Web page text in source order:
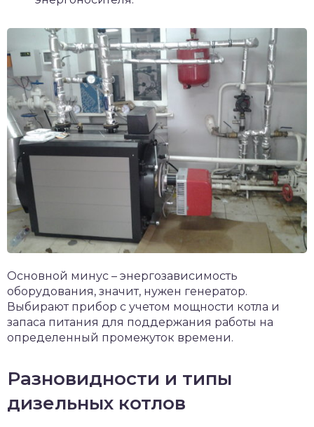
Основной минус – энергозависимость
оборудования, значит, нужен генератор.
Выбирают прибор с учетом мощности котла и
запаса питания для поддержания работы на
определенный промежуток времени.
Разновидности и типы
дизельных котлов